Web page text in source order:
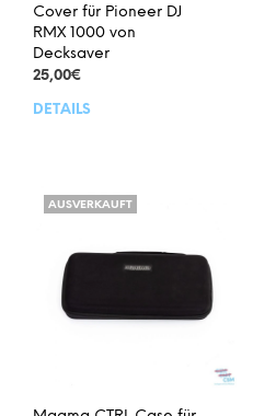
Cover für Pioneer DJ
RMX 1000 von
Decksaver
25,00€
DETAILS
AUSVERKAUFT